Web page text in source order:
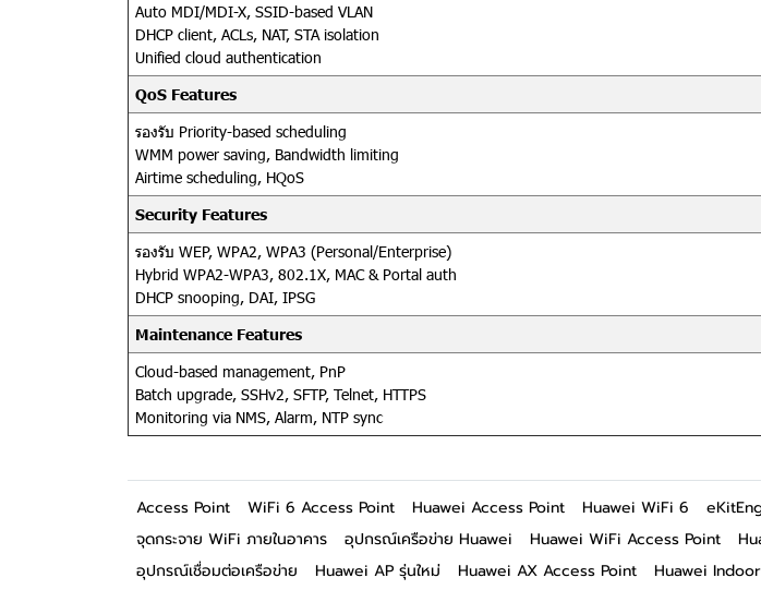
Auto MDI/MDI-X, SSID-based VLAN
DHCP client, ACLs, NAT, STA isolation
Unified cloud authentication
QoS Features
รองรับ Priority-based scheduling
WMM power saving, Bandwidth limiting
Airtime scheduling, HQoS
Security Features
รองรับ WEP, WPA2, WPA3 (Personal/Enterprise)
Hybrid WPA2-WPA3, 802.1X, MAC & Portal auth
DHCP snooping, DAI, IPSG
Maintenance Features
Cloud-based management, PnP
Batch upgrade, SSHv2, SFTP, Telnet, HTTPS
Monitoring via NMS, Alarm, NTP sync
Access Point WiFi 6 Access Point Huawei Access Point Huawei WiFi 6
จุดกระจาย WiFi ภายในอาคาร
อุปกรณ์เครือข่าย Huawei Huawei WiFi Access Point
อุปกรณ์เชื่อมต่อเครือข่าย
Huawei AP รุ่นใหม่ Huawei AX Access Point Huawei